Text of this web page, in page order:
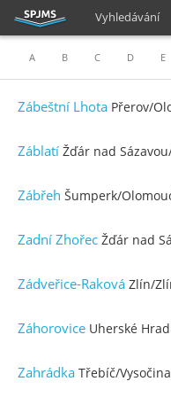
Vyhledávání
A B C D E
Zábeštní Lhota Přerov/
Záblatí Žďár nad
Zábřeh Šumperk/
Zadní Zhořec Žďár nad
Zádveřice-Raková Zlín/
Záhorovice Uherské
Zahrádka Třebíč/Vysočina